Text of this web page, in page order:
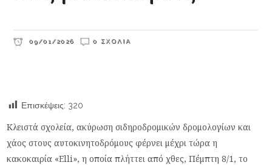
09/01/2026 0 ΣΧΌΛΙΑ
Επισκέψεις: 320
Κλειστά σχολεία, ακύρωση σιδηροδρομικών δρομολογίων και
χάος στους αυτοκινητοδρόμους φέρνει μέχρι τώρα η
κακοκαιρία «Elli», η οποία πλήττει από χθες, Πέμπτη 8/1, το